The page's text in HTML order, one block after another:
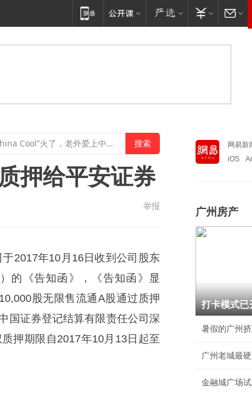
押给平安证券
举报
2017年10月16日收到公司股东
的《告知函》，《告知函》显
股无限售流通A股通过质押
国证券登记结算有限责任公司深
押期限自2017年10月13日起至
网易新
iOS
广州房产
广州老城最
金融城广场